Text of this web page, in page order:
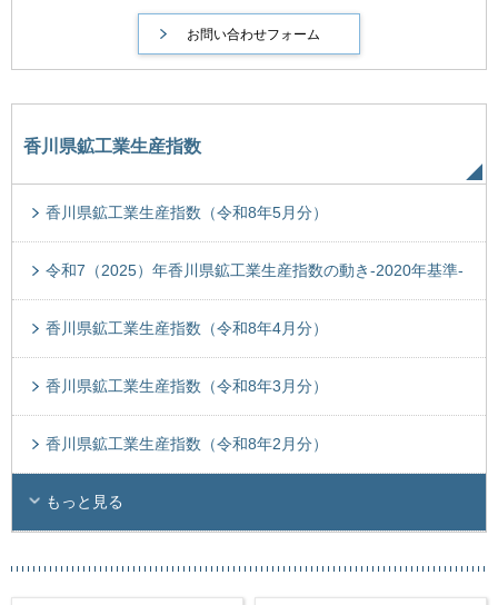
香川県鉱工業生産指数
香川県鉱工業生産指数（令和8年5月分）
令和7（2025）年香川県鉱工業生産指数の動き-2020年基準-
香川県鉱工業生産指数（令和8年4月分）
香川県鉱工業生産指数（令和8年3月分）
香川県鉱工業生産指数（令和8年2月分）
もっと見る